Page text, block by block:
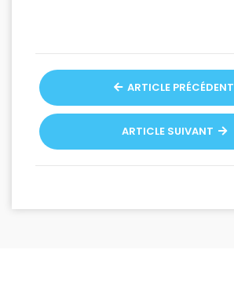
ARTICLE PRÉCÉDENT
ARTICLE SUIVANT